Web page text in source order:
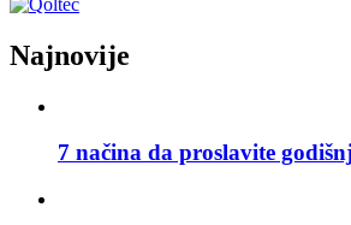
Najnovije
7 načina da proslavite